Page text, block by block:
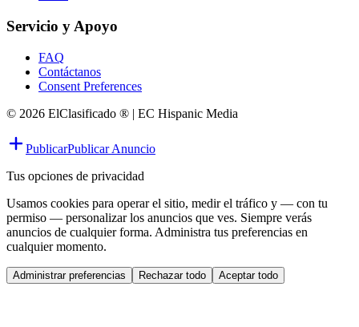
Servicio y Apoyo
FAQ
Contáctanos
Consent Preferences
© 2026 ElClasificado ® | EC Hispanic Media
PublicarPublicar Anuncio
Tus opciones de privacidad
Usamos cookies para operar el sitio, medir el tráfico y — con tu
permiso — personalizar los anuncios que ves. Siempre verás
anuncios de cualquier forma. Administra tus preferencias en
cualquier momento.
Administrar preferencias Rechazar todo Aceptar todo